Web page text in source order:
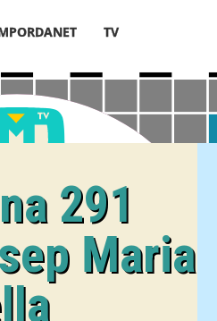
TV
291
Maria